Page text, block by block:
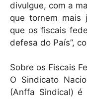
divulgue, com a
que tornem mais
que os fiscais
defesa do País”,
Sobre os Fiscais
O Sindicato
(Anffa Sindical) é